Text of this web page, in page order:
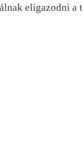
eligazodni a